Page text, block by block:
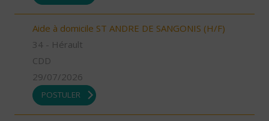
Aide à domicile ST ANDRE DE SANGONIS (H/F)
34 - Hérault
CDD
29/07/2026
POSTULER